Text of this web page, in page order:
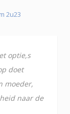
2u23
optie,s
doet
moeder,
naar de